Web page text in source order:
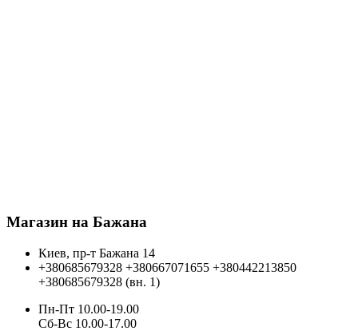
Магазин на Бажана
Киев, пр-т Бажана 14
+380685679328 +380667071655 +380442213850
+380685679328 (вн. 1)
Пн-Пт 10.00-19.00
Cб-Вс 10.00-17.00